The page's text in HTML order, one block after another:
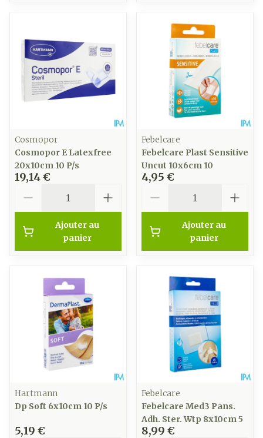
Cosmopor
Cosmopor E Latexfree
20x10cm 10 P/s
19,14 €
Ajouter au
panier
Febelcare
Febelcare Plast Sensitive
Uncut 10x6cm 10
4,95 €
Ajouter au
panier
Hartmann
Dp Soft 6x10cm 10 P/s
5,19 €
Febelcare
Febelcare Med3 Pans.
Adh. Ster. Wtp 8x10cm 5
8,99 €